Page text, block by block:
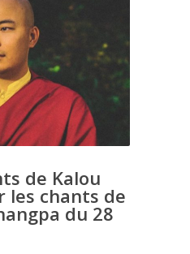
de Kalou
les chants de
du 28